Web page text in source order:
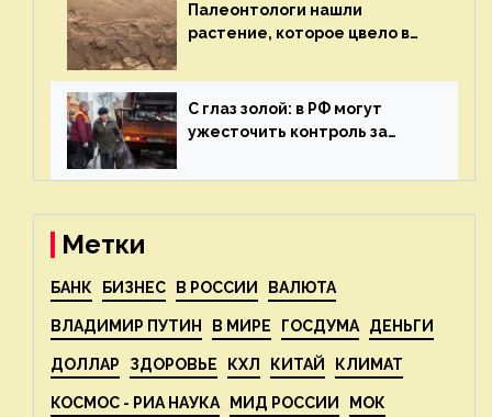
Палеонтологи нашли
растение, которое цвело в
экологии на ECOportal
С глаз золой: в РФ могут
ужесточить контроль за
— новости экологии на
Метки
БАНК БИЗНЕС В РОССИИ ВАЛЮТА
ВЛАДИМИР ПУТИН В МИРЕ ГОСДУМА ДЕНЬГИ
ДОЛЛАР ЗДОРОВЬЕ КХЛ КИТАЙ КЛИМАТ
КОСМОС - РИА НАУКА МИД РОССИИ МОК